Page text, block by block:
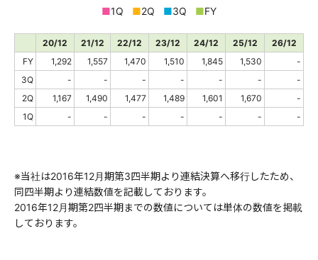
■1Q ■2Q ■3Q ■FY
20/12 21/12 22/12 23/12 24/12 25/12
26/12
FY
1,292 1,557 1,470 1,510 1,845 1,530
-
3Q
- - - - - -
-
2Q
1,167 1,490 1,477 1,489 1,601 1,670
-
1Q
- - - - - - -
※当社は2016年12月期第3四半期より連結決算へ移行したため、
同四半期より連結数値を記載しております。
2016年12月期第2四半期までの数値については単体の数値を掲載
しております。